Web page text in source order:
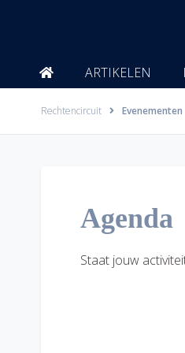
ARTIKELEN
Rechtencircuit Evenementen
Agenda
Staat jouw